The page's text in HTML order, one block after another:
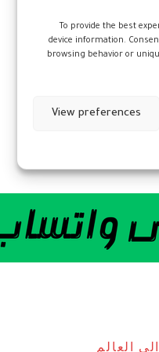
To provide the best
device information.
browsing behavior or
View preferences
العالم